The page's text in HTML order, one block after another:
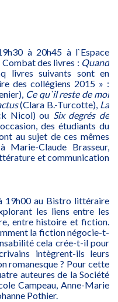
à 20h45 à l`Espace
Combat des livres : Quand
livres suivants sont en
des collégiens 2015 » :
Ce qu`il reste de moi
(Clara B.-Turcotte), La
Nicol) ou Six degrés de
des étudiants du
au sujet de ces mêmes
Marie-Claude Brasseur,
et communication
19h00 au Bistro littéraire
les liens entre les
entre histoire et fiction.
la fiction négocie-t-
cela crée-t-il pour
intègrent-ils leurs
romanesque ? Pour cette
auteures de la Société
Campeau, Anne-Marie
Pothier.